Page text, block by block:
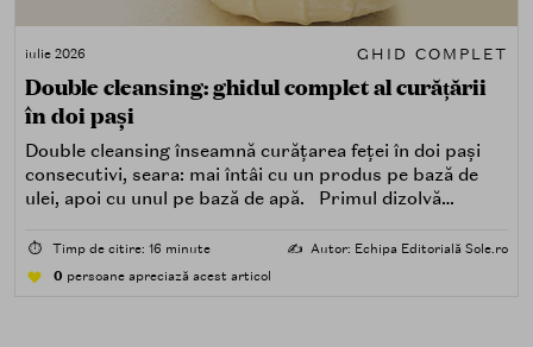
iulie 2026 GHID COMPLET
Double cleansing: ghidul complet al curățării
în doi pași
Double cleansing înseamnă curățarea feței în doi pași
consecutivi, seara: mai întâi cu un produs pe bază de
ulei, apoi cu unul pe bază de apă. Primul dizolvă
poluare. Al doilea îndepărtează impuritățile solubile în
⏱️ Timp de citire: 16 minute ✍️ Autor: Echipa Editorială Sole.ro
0 persoane apreciază acest articol